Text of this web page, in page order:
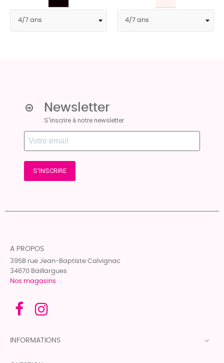
Pink
Newsletter
S'inscrire à notre newsletter
S'INSCRIRE
A PROPOS
395B rue Jean-Baptiste Calvignac
34670 Baillargues
Nos magasins
INFORMATIONS 